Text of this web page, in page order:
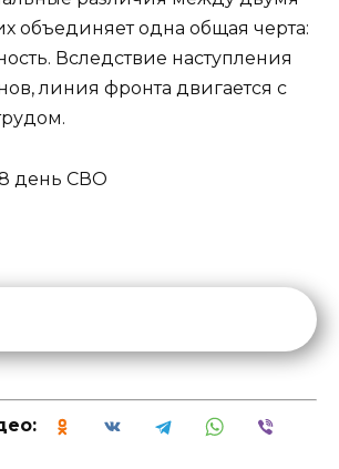
объединяет одна общая черта:
Вследствие наступления
линия фронта двигается с
день СВО